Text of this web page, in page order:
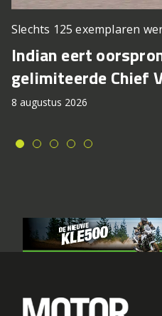
Slechts 125 exemplaren
Indian eert
gelimiteerde Chief
8 augustus 2026